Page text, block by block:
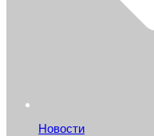
Новости